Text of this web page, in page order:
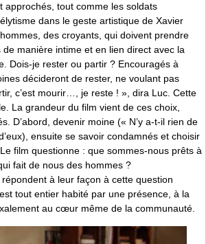
approchés, tout comme les soldats
dans le geste artistique de Xavier
des croyants, qui doivent prendre
manière intime et en lien direct avec la
Dois-je rester ou partir ? Encouragés à
décideront de rester, ne voulant pas
c’est mourir…, je reste ! », dira Luc. Cette
La grandeur du film vient de ces choix,
D’abord, devenir moine (« N’y a-t-il rien de
ensuite se savoir condamnés et choisir
film questionne : que sommes-nous prêts à
fait de nous des hommes ?
à leur façon à cette question
tout entier habité par une présence, à la
au cœur même de la communauté.